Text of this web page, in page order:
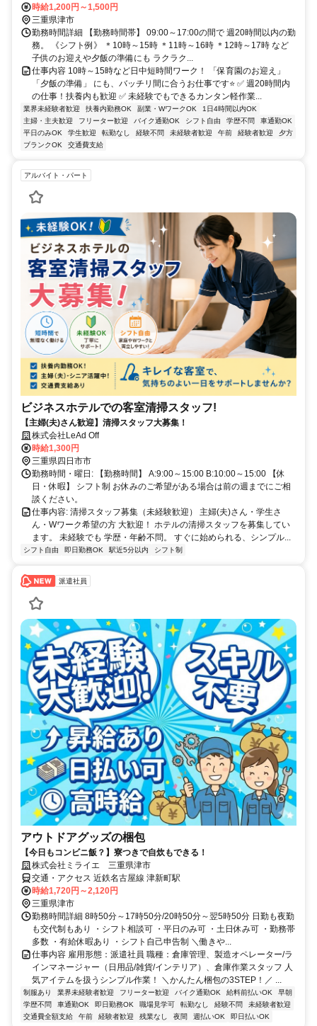
時給1,200円～1,500円
三重県津市
勤務時間詳細 【勤務時間帯】 09:00～17:00の間で 週20時間以内の勤
務。 《シフト例》 ＊10時～15時 ＊11時～16時 ＊12時～17時 など
子供のお迎えや夕飯の準備にも ラクラク...
仕事内容 10時～15時など日中短時間ワーク！ 「保育園のお迎え」
「夕飯の準備」 にも、バッチリ間に合うお仕事です⭐ ✅ 週20時間内
の仕事！扶養内も歓迎 ✅ 未経験でもできるカンタン軽作業...
業界未経験者歓迎 扶養内勤務OK 副業・WワークOK
1日4時間以内OK
主婦・主夫歓迎
フリーター歓迎 バイク通勤OK シフト自由 学歴不問
車通勤OK
平日のみOK
学生歓迎 転勤なし 経験不問 未経験者歓迎 午前 経験者歓迎
夕方
ブランクOK
交通費支給
アルバイト・パート
ビジネスホテルでの客室清掃スタッフ!
【主婦(夫)さん歓迎】清掃スタッフ大募集！
株式会社LeAd Off
時給1,300円
三重県四日市市
勤務時間・曜日: 【勤務時間】 A:9:00～15:00 B:10:00～15:00 【休
日・休暇】 シフト制 お休みのご希望がある場合は前の週までにご相
談ください。
仕事内容: 清掃スタッフ募集（未経験歓迎） 主婦(夫)さん・学生さ
ん・Wワーク希望の方 大歓迎！ ホテルの清掃スタッフを募集してい
ます。 未経験でも 学歴・年齢不問。 すぐに始められる、シンプル...
シフト自由 即日勤務OK 駅近5分以内 シフト制
派遣社員
アウトドアグッズの梱包
【今日もコンビニ飯？】寮つきで自炊もできる！
株式会社ミライエ 三重県津市
交通・アクセス 近鉄名古屋線 津新町駅
時給1,720円～2,120円
三重県津市
勤務時間詳細 8時50分～17時50分/20時50分～翌5時50分 日勤も夜勤
も交代制もあり ・シフト相談可 ・平日のみ可 ・土日休み可 ・勤務帯
多数 ・有給休暇あり ・シフト自己申告制 ＼働きや...
仕事内容 雇用形態：派遣社員 職種：倉庫管理、製造オペレーター/ラ
インマネージャー（日用品/雑貨/インテリア）、倉庫作業スタッフ 人
気アイテムを扱うシンプル作業！ ＼かんたん梱包の3STEP！／ ...
制服あり 業界未経験者歓迎 フリーター歓迎 バイク通勤OK 給料前払いOK
早朝
学歴不問
車通勤OK 即日勤務OK 職場見学可 転勤なし 経験不問
未経験者歓迎
交通費全額支給
午前 経験者歓迎 残業なし 夜間 週払いOK 即日払いOK